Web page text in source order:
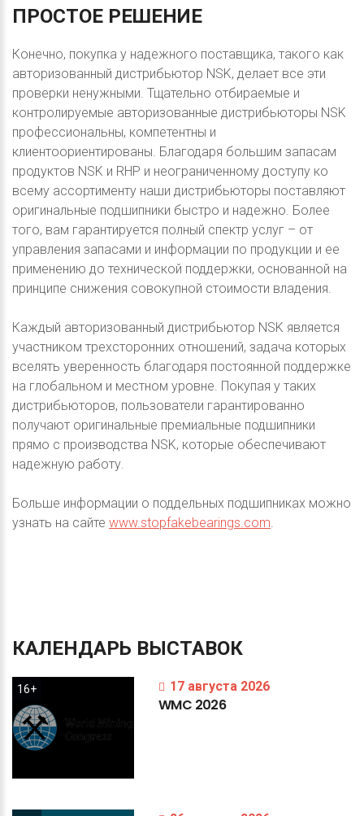
ПРОСТОЕ РЕШЕНИЕ
Конечно, покупка у надежного поставщика, такого как
авторизованный дистрибьютор NSK, делает все эти
проверки ненужными. Тщательно отбираемые и
контролируемые авторизованные дистрибьюторы NSK
профессиональны, компетентны и
клиентоориентированы. Благодаря большим запасам
продуктов NSK и RHP и неограниченному доступу ко
всему ассортименту наши дистрибьюторы поставляют
оригинальные подшипники быстро и надежно. Более
того, вам гарантируется полный спектр услуг – от
управления запасами и информации по продукции и ее
применению до технической поддержки, основанной на
принципе снижения совокупной стоимости владения.
Каждый авторизованный дистрибьютор NSK является
участником трехсторонних отношений, задача которых
вселять уверенность благодаря постоянной поддержке
на глобальном и местном уровне. Покупая у таких
дистрибьюторов, пользователи гарантированно
получают оригинальные премиальные подшипники
прямо с производства NSK, которые обеспечивают
надежную работу.
Больше информации о поддельных подшипниках можно
узнать на сайте www.stopfakebearings.com.
КАЛЕНДАРЬ ВЫСТАВОК
16+ 17 августа 2026
WMC 2026